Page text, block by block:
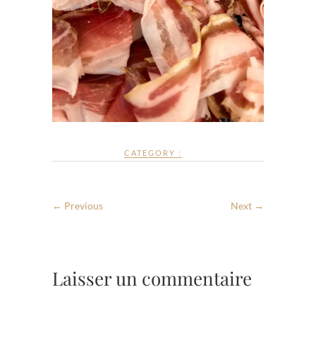
CATEGORY :
← Previous Next →
Laisser un commentaire